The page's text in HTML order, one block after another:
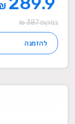
במקום 387 ₪
להזמנה